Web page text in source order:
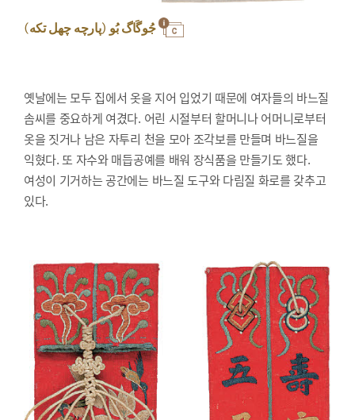
جُوگَاگ بُو (پارچه چهل تکه)
옛날에는 모두 집에서 옷을 지어 입었기 때문에 여자들의 바느질
솜씨를 중요하게 여겼다. 어린 시절부터 할머니나 어머니로부터
옷을 짓거나 남은 자투리 천을 모아 조각보를 만들며 바느질을
익혔다. 또 자수와 매듭공예를 배워 장식품을 만들기도 했다.
여성이 기거하는 공간에는 바느질 도구와 다림질 화로를 갖추고
있다.